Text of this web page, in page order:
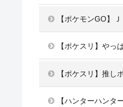
【ポケモンGO】
【ポケスリ】やっ
【ポケスリ】推し
【ハンターハンタ